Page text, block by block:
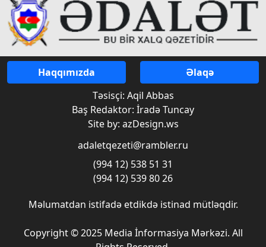
Haqqımızda
Əlaqə
Təsisçi: Aqil Abbas
Baş Redaktor: İradə Tuncay
Site by: azDesign.ws
adaletqezeti@rambler.ru
(994 12) 538 51 31
(994 12) 539 80 26
Məlumatdan istifadə etdikdə istinad mütləqdir.
Copyright © 2025 Media İnformasiya Mərkəzi. All